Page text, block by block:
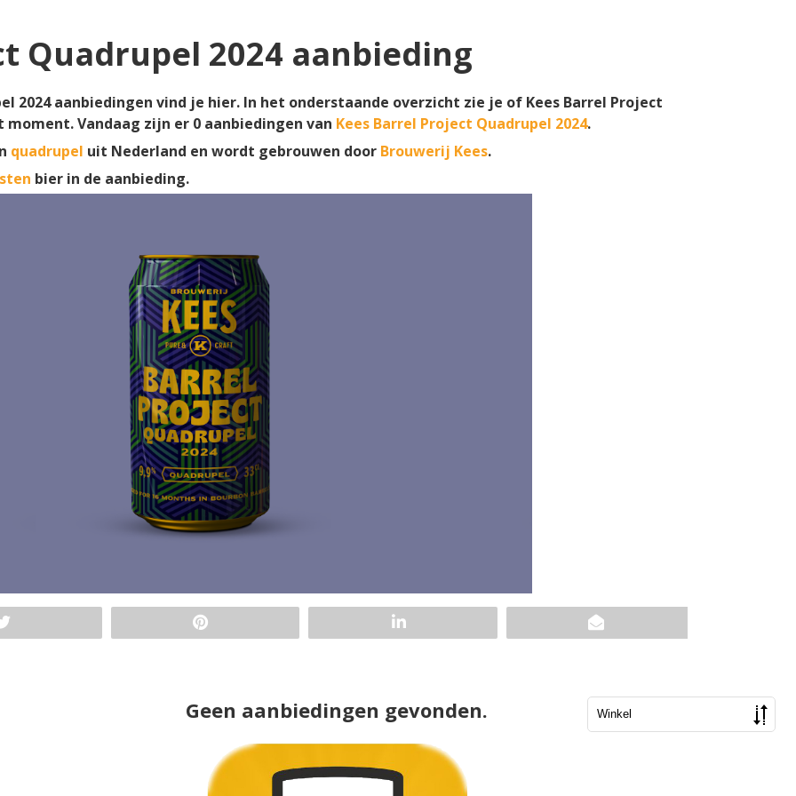
Quadrupel 2024 aanbieding
2024 aanbiedingen vind je hier. In het onderstaande overzicht zie je of Kees Barrel Project
moment. Vandaag zijn er 0 aanbiedingen van Kees Barrel Project Quadrupel 2024.
quadrupel uit Nederland en wordt gebrouwen door Brouwerij Kees.
bier in de aanbieding.
Geen aanbiedingen gevonden.